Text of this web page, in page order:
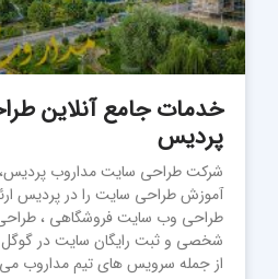
خدمات جامع آنلاین
پردیس
شرکت طراحی سایت مداروب
آموزش طراحی سایت را در پردیس
طراحی وب سایت فروشگاهی ،
شخصی و ثبت رایگان سایت در گوگل
از جمله سرویس های تیم مداروب